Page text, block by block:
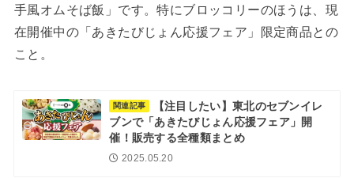
手風オムそば飯」です。特にブロッコリーのほうは、現
在開催中の「あきたびじょん応援フェア」限定商品との
こと。
関連記事
【注目したい】東北のセブンイレ
ブンで「あきたびじょん応援フェア」開
催！販売する全種類まとめ
2025.05.20